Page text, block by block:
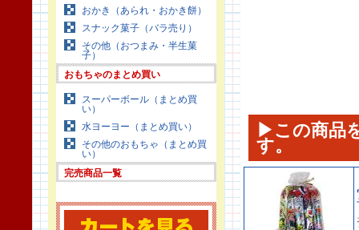
おかき（あられ・おかき餅）
スナック菓子（バラ売り）
その他（おつまみ・半生菓
子）
おもちゃのまとめ買い
スーパーボール（まとめ買
い）
水ヨーヨー（まとめ買い）
その他のおもちゃ（まとめ買
い）
完売商品一覧
▶この商品
す。